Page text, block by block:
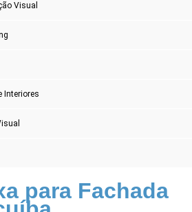
Visual
Interiores
para Fachada